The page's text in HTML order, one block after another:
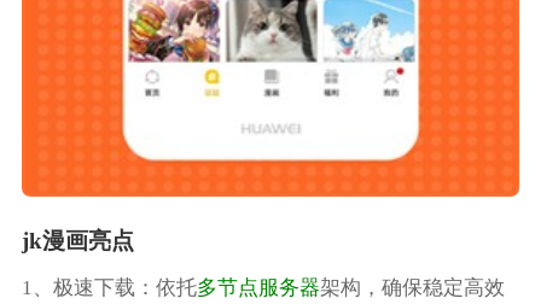
jk漫画亮点
1、极速下载：依托多节点服务器架构，确保稳定高效